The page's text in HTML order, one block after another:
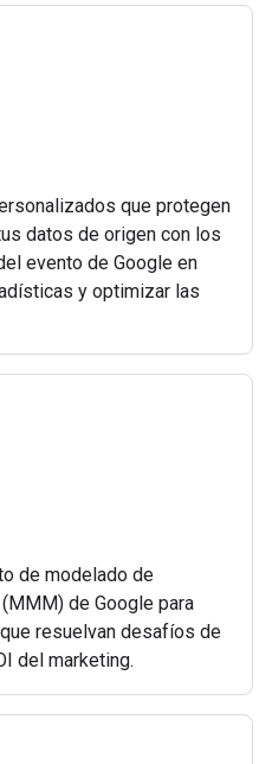
que protegen
datos de origen con los
evento de Google en
y optimizar las
de modelado de
de Google para
resuelvan desafíos de
del marketing.